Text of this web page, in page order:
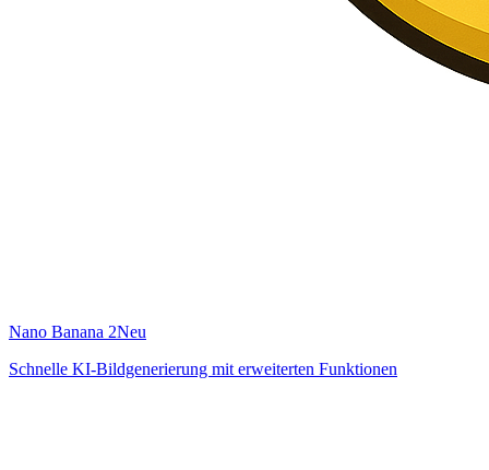
Nano Banana 2Neu
Schnelle KI-Bildgenerierung mit erweiterten Funktionen